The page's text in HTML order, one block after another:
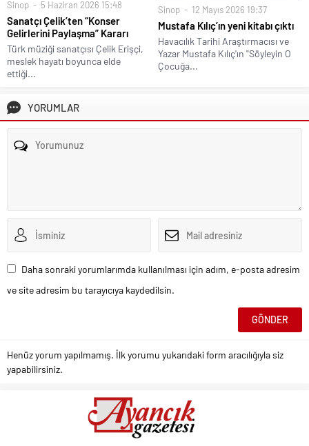
Sinop 5 Haziran 2026 15:48
Sanatçı Çelik’ten “Konser
Gelirlerini Paylaşma” Kararı
Türk müziği sanatçısı Çelik Erişçi,
meslek hayatı boyunca elde
ettiği...
Sinop 12 Mayıs 2026 19:37
Mustafa Kılıç’ın yeni kitabı çıktı
Havacılık Tarihi Araştırmacısı ve
Yazar Mustafa Kılıç'ın "Söyleyin O
Çocuğa...
YORUMLAR
Daha sonraki yorumlarımda kullanılması için adım, e-posta adresim
ve site adresim bu tarayıcıya kaydedilsin.
Henüz yorum yapılmamış. İlk yorumu yukarıdaki form aracılığıyla siz
yapabilirsiniz.